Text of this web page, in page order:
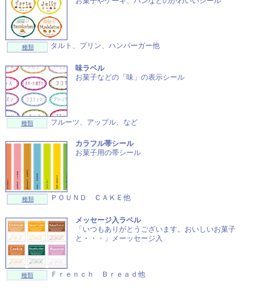
種類 タルト、プリン、ハンバーガー他
味ラベル
お菓子などの「味」の表示シール
種類 フルーツ、アップル、など
カラフル帯シール
お菓子用の帯シール
種類 ＰＯＵＮＤ ＣＡＫＥ他
メッセージ入ラベル
「いつもありがとうございます。おいしいお菓子
と・・・」メーッセージ入
種類 Ｆｒｅｎｃｈ Ｂｒｅａｄ他